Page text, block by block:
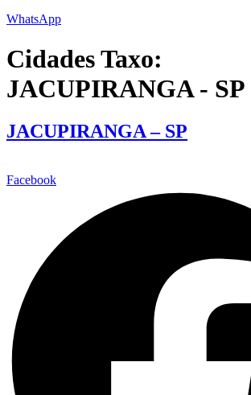
WhatsApp
Cidades Taxo:
JACUPIRANGA - SP
JACUPIRANGA – SP
Facebook